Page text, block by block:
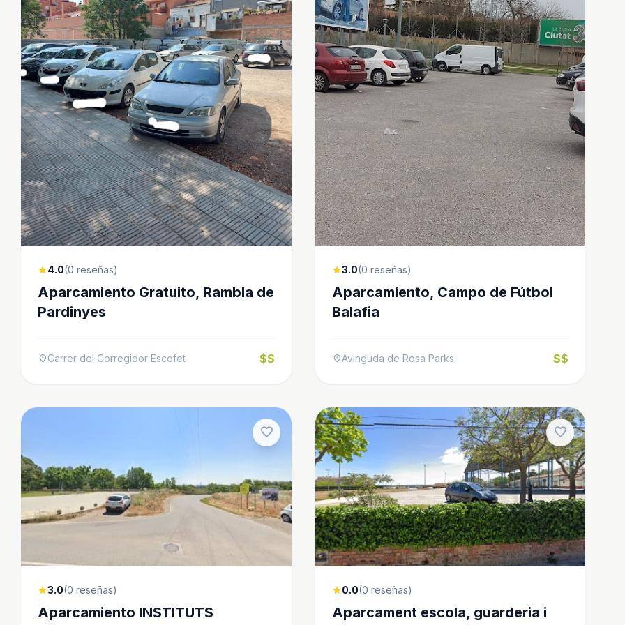
star4.0(0 reseñas)
Aparcamiento Gratuito, Rambla de
Pardinyes
location_onCarrer del Corregidor Escofet $$
star3.0(0 reseñas)
Aparcamiento, Campo de Fútbol
Balafia
location_onAvinguda de Rosa Parks $$
favorite
star3.0(0 reseñas)
Aparcamiento INSTITUTS
favorite
star0.0(0 reseñas)
Aparcament escola, guarderia i